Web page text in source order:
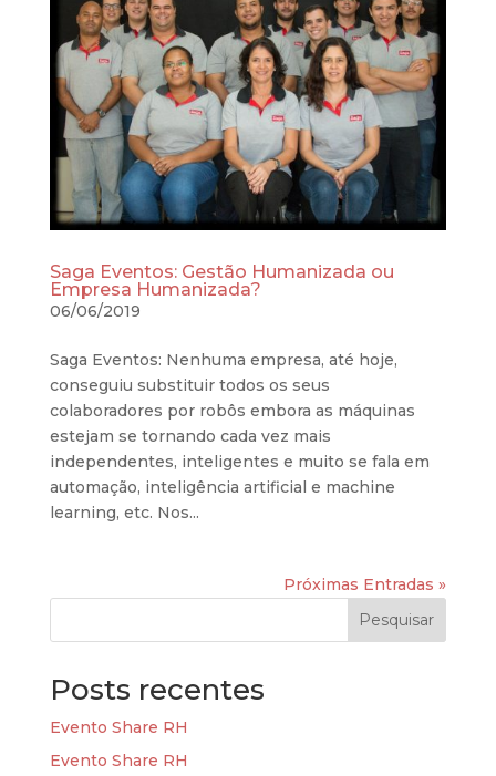
Saga Eventos: Gestão Humanizada ou
Empresa Humanizada?
06/06/2019
Saga Eventos: Nenhuma empresa, até hoje,
conseguiu substituir todos os seus
colaboradores por robôs embora as máquinas
estejam se tornando cada vez mais
independentes, inteligentes e muito se fala em
automação, inteligência artificial e machine
learning, etc. Nos...
Próximas Entradas »
Pesquisar
Posts recentes
Evento Share RH
Evento Share RH